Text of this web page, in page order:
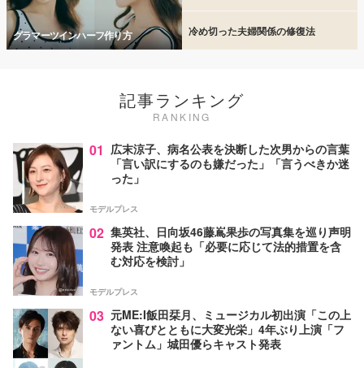
グラマーツインハーフ作り方 冷め切った夫婦関係の修復法
記事ランキング
RANKING
01 広末涼子、病名公表を決断した次男からの言葉
「言い訳にするのも嫌だった」「言うべきか迷
った」
モデルプレス
02 集英社、日向坂46藤嶌果歩の写真集を巡り声明
発表 注意喚起も「必要に応じて法的措置を含
む対応を検討」
モデルプレス
03 元ME:I飯田栞月、ミュージカル初出演「この上
ない喜びとともに大変光栄」4年ぶり上演「フ
ァントム」城田優らキャスト発表